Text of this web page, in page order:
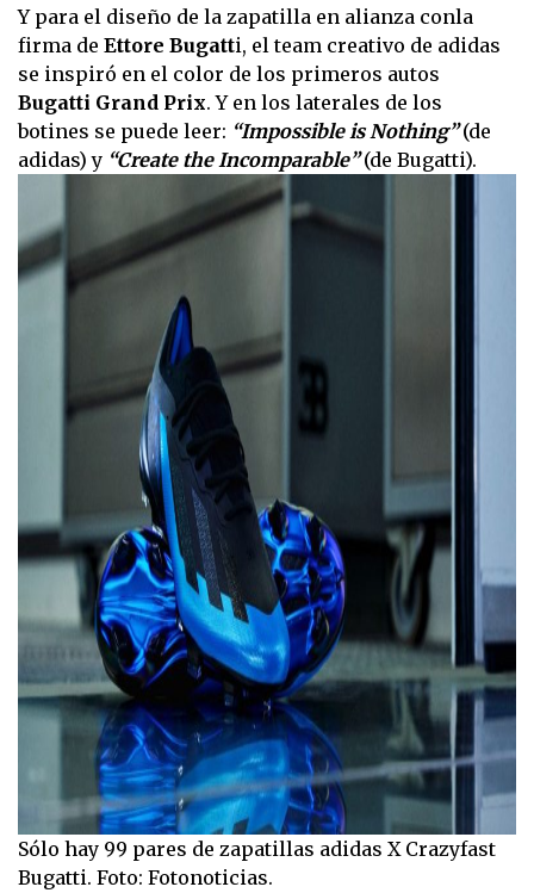
Y para el diseño de la zapatilla en alianza conla
firma de Ettore Bugatti, el team creativo de adidas
se inspiró en el color de los primeros autos
Bugatti Grand Prix. Y en los laterales de los
botines se puede leer: “Impossible is Nothing”(de
adidas) y “Create the Incomparable”(de Bugatti).
Sólo hay 99 pares de zapatillas adidas X Crazyfast
Bugatti. Foto: Fotonoticias.